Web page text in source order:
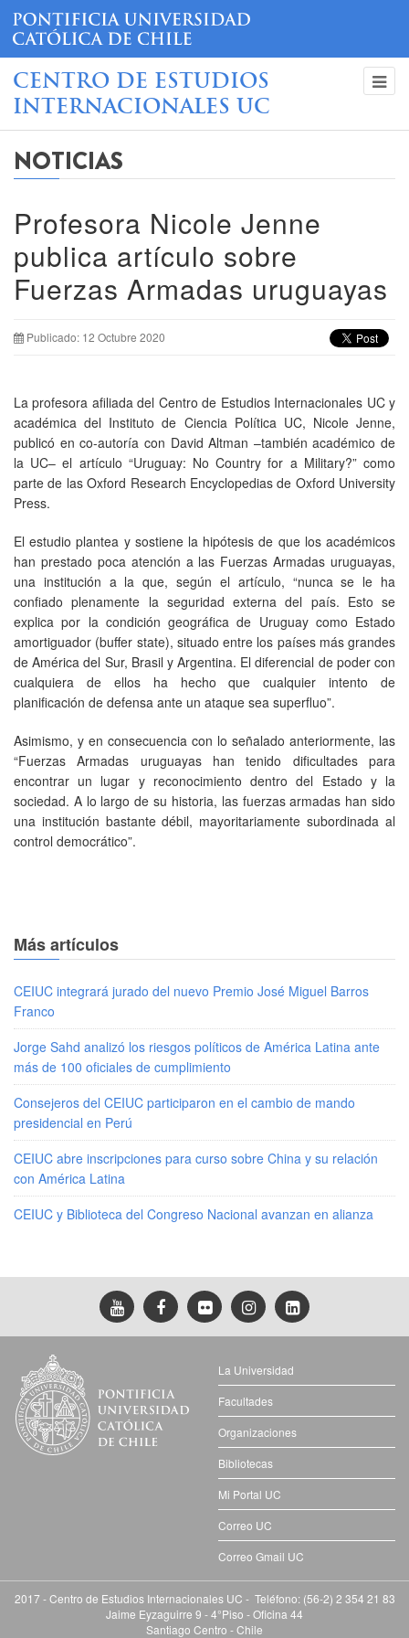
CENTRO DE ESTUDIOS
INTERNACIONALES UC
NOTICIAS
Profesora Nicole Jenne
publica artículo sobre
Fuerzas Armadas uruguayas
Publicado: 12 Octubre 2020
La profesora afiliada del Centro de Estudios Internacionales UC y
académica del Instituto de Ciencia Política UC, Nicole Jenne,
publicó en co-autoría con David Altman –también académico de
la UC– el artículo “Uruguay: No Country for a Military?” como
parte de las Oxford Research Encyclopedias de Oxford University
Press.
El estudio plantea y sostiene la hipótesis de que los académicos
han prestado poca atención a las Fuerzas Armadas uruguayas,
una institución a la que, según el artículo, “nunca se le ha
confiado plenamente la seguridad externa del país. Esto se
explica por la condición geográfica de Uruguay como Estado
amortiguador (buffer state), situado entre los países más grandes
de América del Sur, Brasil y Argentina. El diferencial de poder con
cualquiera de ellos ha hecho que cualquier intento de
planificación de defensa ante un ataque sea superfluo”.
Asimismo, y en consecuencia con lo señalado anteriormente, las
“Fuerzas Armadas uruguayas han tenido dificultades para
encontrar un lugar y reconocimiento dentro del Estado y la
sociedad. A lo largo de su historia, las fuerzas armadas han sido
una institución bastante débil, mayoritariamente subordinada al
control democrático”.
Más artículos
CEIUC integrará jurado del nuevo Premio José Miguel Barros
Franco
Jorge Sahd analizó los riesgos políticos de América Latina ante
más de 100 oficiales de cumplimiento
Consejeros del CEIUC participaron en el cambio de mando
presidencial en Perú
CEIUC abre inscripciones para curso sobre China y su relación
con América Latina
CEIUC y Biblioteca del Congreso Nacional avanzan en alianza
La Universidad
Facultades
Organizaciones
Bibliotecas
Mi Portal UC
Correo UC
Correo Gmail UC
2017 - Centro de Estudios Internacionales UC - Teléfono: (56-2) 2 354 21 83
Jaime Eyzaguirre 9 - 4°Piso - Oficina 44
Santiago Centro - Chile